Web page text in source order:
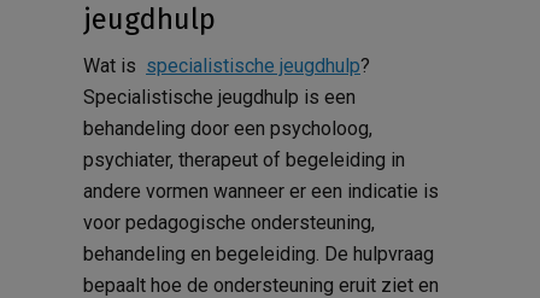
jeugdhulp
Wat is specialistische jeugdhulp?
Specialistische jeugdhulp is een
behandeling door een psycholoog,
psychiater, therapeut of begeleiding in
andere vormen wanneer er een indicatie is
voor pedagogische ondersteuning,
behandeling en begeleiding. De hulpvraag
bepaalt hoe de ondersteuning eruit ziet en